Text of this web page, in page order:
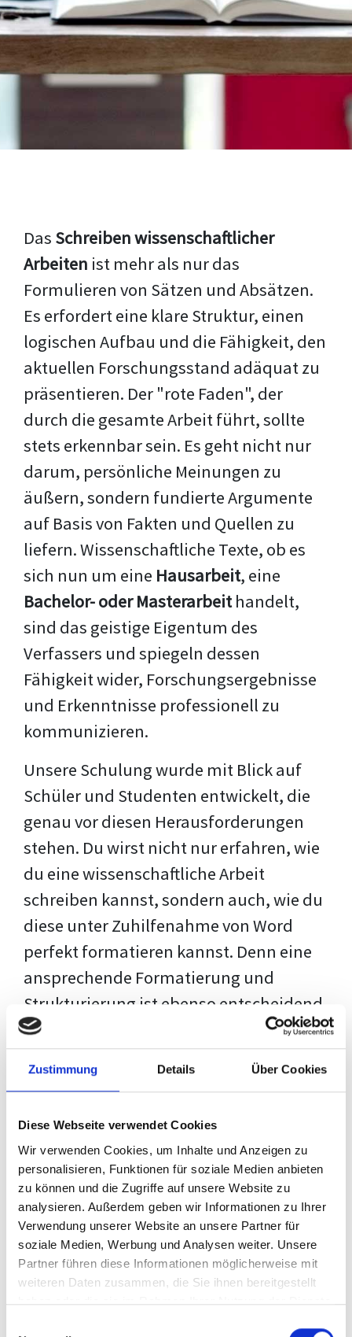
Zustimmung Details Über Cookies
Diese Webseite verwendet Cookies
Wir verwenden Cookies, um Inhalte und Anzeigen zu
personalisieren, Funktionen für soziale Medien anbieten
zu können und die Zugriffe auf unsere Website zu
analysieren. Außerdem geben wir Informationen zu Ihrer
Verwendung unserer Website an unsere Partner für
soziale Medien, Werbung und Analysen weiter. Unsere
Partner führen diese Informationen möglicherweise mit
weiteren Daten zusammen, die Sie ihnen bereitgestellt
haben oder die sie im Rahmen Ihrer Nutzung der Dienste
Das Schreiben wissenschaftlicher
Arbeiten ist mehr als nur das
Formulieren von Sätzen und Absätzen.
Es erfordert eine klare Struktur, einen
logischen Aufbau und die Fähigkeit, den
aktuellen Forschungsstand adäquat zu
präsentieren. Der "rote Faden", der
durch die gesamte Arbeit führt, sollte
stets erkennbar sein. Es geht nicht nur
darum, persönliche Meinungen zu
äußern, sondern fundierte Argumente
auf Basis von Fakten und Quellen zu
liefern. Wissenschaftliche Texte, ob es
sich nun um eine Hausarbeit, eine
Bachelor- oder Masterarbeithandelt,
sind das geistige Eigentum des
Verfassers und spiegeln dessen
Fähigkeit wider, Forschungsergebnisse
und Erkenntnisse professionell zu
kommunizieren.
Unsere Schulung wurde mit Blick auf
Schüler und Studenten entwickelt, die
genau vor diesen Herausforderungen
stehen. Du wirst nicht nur erfahren, wie
du eine wissenschaftliche Arbeit
schreiben kannst, sondern auch, wie du
diese unter Zuhilfenahme von Word
perfekt formatieren kannst. Denn eine
ansprechende Formatierung und
Strukturierung ist ebenso entscheidend
wie der Inhalt selbst. Jeder Prüfer hat
eigene Erwartungen, und unsere
Schulung ist so konzipiert, dass sie dir
deiner individuellen Vorlage zeigt,
anstatt eine Einheitslösung zu bieten.
Der Prozess des wissenschaftlichen
Schreibens kann ohne das richtige
Wissen eine große Herausforderung
darstellen. Jedoch, ausgestattet mit
denTechniken und Strategiendieses
Kurses, wird die Formatierung deiner